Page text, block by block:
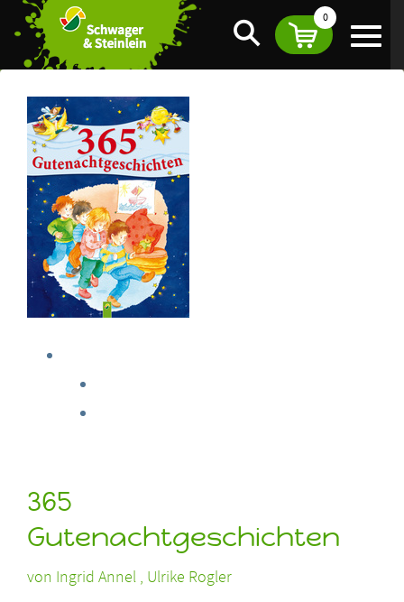
0
365
Gutenachtgeschichten
von Ingrid Annel , Ulrike Rogler